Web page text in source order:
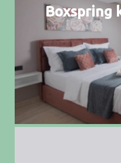
Boxspring